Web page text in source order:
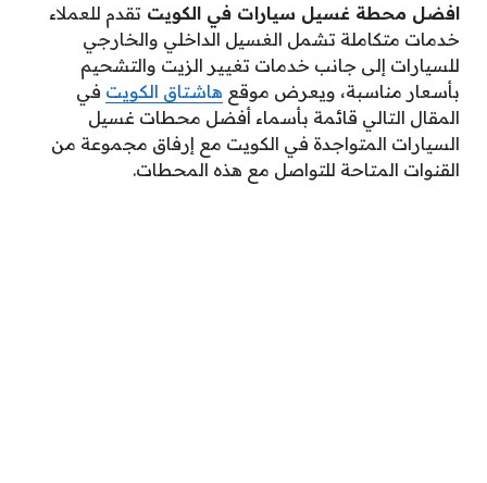
افضل محطة غسيل سيارات في الكويت تقدم للعملاء
خدمات متكاملة تشمل الغسيل الداخلي والخارجي
للسيارات إلى جانب خدمات تغيير الزيت والتشحيم
بأسعار مناسبة، ويعرض موقع هاشتاق الكويت في
المقال التالي قائمة بأسماء أفضل محطات غسيل
السيارات المتواجدة في الكويت مع إرفاق مجموعة من
القنوات المتاحة للتواصل مع هذه المحطات.